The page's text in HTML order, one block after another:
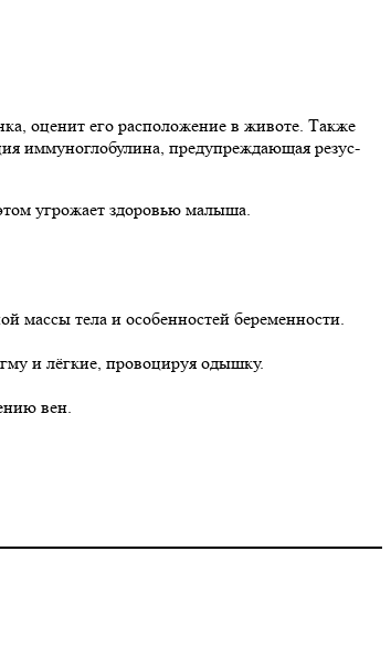
оценит его расположение в животе. Также
иммуноглобулина, предупреждающая резус-
угрожает здоровью малыша.
массы тела и особенностей беременности.
и лёгкие, провоцируя одышку.
вен.